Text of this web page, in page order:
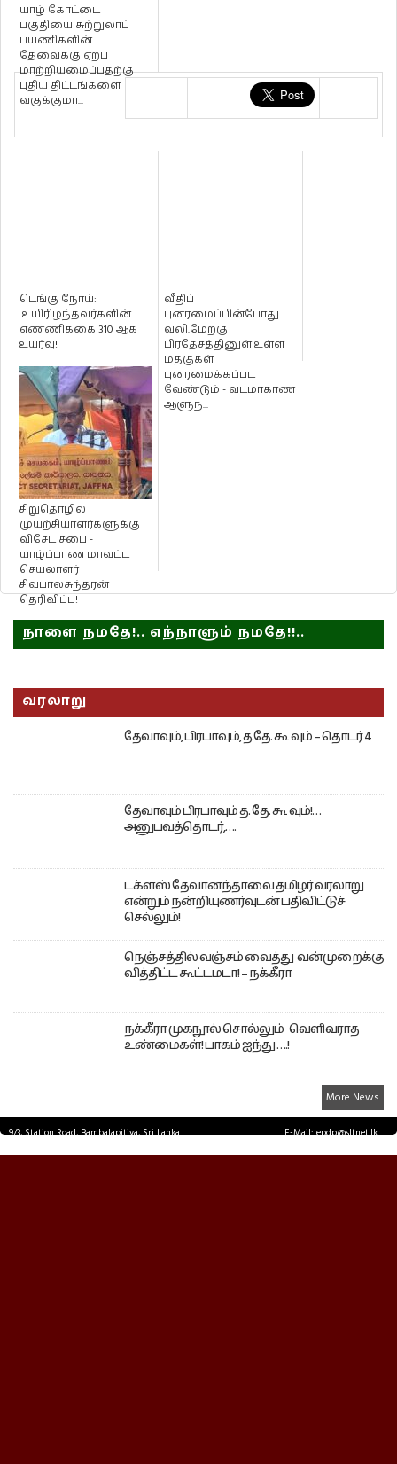
யாழ் கோட்டை
பகுதியை சுற்றுலாப்
பயணிகளின்
தேவைக்கு ஏற்ப
மாற்றியமைப்பதற்கு
புதிய திட்டங்களை
வகுக்குமா...
டெங்கு நோய்:
உயிரிழந்தவர்களின்
எண்ணிக்கை 310 ஆக
உயர்வு!
வீதிப்
புனரமைப்பின்போது
வலி.மேற்கு
பிரதேசத்தினுள் உள்ள
மதகுகள்
புனரமைக்கப்பட
வேண்டும் - வடமாகாண
ஆளுந...
சிறுதொழில்
முயற்சியாளர்களுக்கு
விசேட சபை -
யாழ்ப்பாண மாவட்ட
செயலாளர்
சிவபாலசுந்தரன்
தெரிவிப்பு!
நாளை நமதே!.. எந்நாளும் நமதே!!..
வரலாறு
தேவாவும், பிரபாவும், த.தே. கூ வும் – தொடர் 4
தேவாவும் பிரபாவும் த. தே. கூ வும்!…
அனுபவத்தொடர்,….
டக்ளஸ் தேவானந்தாவை தமிழர் வரலாறு
என்றும் நன்றியுணர்வுடன் பதிவிட்டுச்
செல்லும்!
நெஞ்சத்தில் வஞ்சம் வைத்து வன்முறைக்கு
வித்திட்ட கூட்டமடா! – நக்கீரா
நக்கீரா முகநூல் சொல்லும் வெளிவராத
உண்மைகள்! பாகம் ஐந்து ….!
More News
9/3, Station Road, Bambalapitiya, Sri Lanka.
E-Mail: epdp@sltnet.lk